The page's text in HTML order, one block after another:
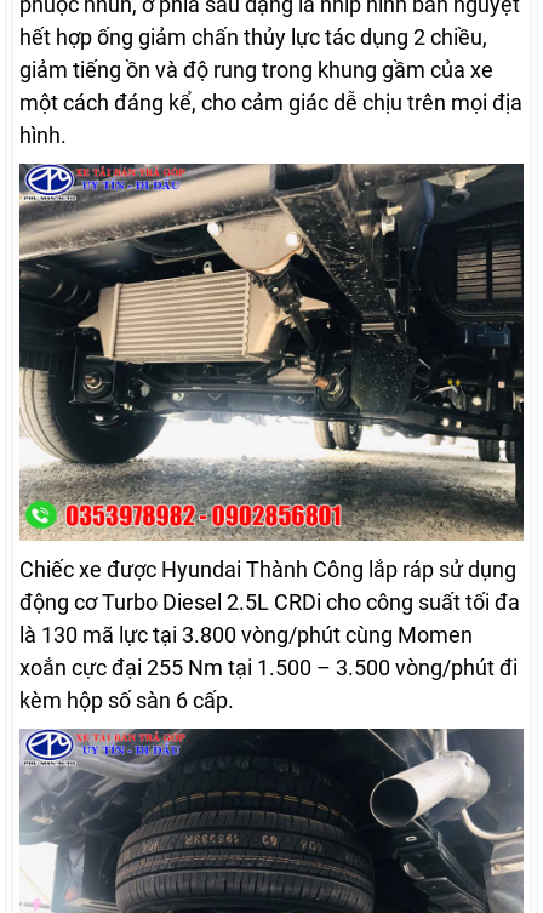
hết hợp ống giảm chấn thủy lực tác dụng 2 chiều,
giảm tiếng ồn và độ rung trong khung gầm của xe
một cách đáng kể, cho cảm giác dễ chịu trên mọi địa
hình.
Chiếc xe được Hyundai Thành Công lắp ráp sử dụng
động cơ Turbo Diesel 2.5L CRDi cho công suất tối đa
là 130 mã lực tại 3.800 vòng/phút cùng Momen
xoắn cực đại 255 Nm tại 1.500 – 3.500 vòng/phút đi
kèm hộp số sàn 6 cấp.